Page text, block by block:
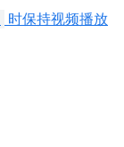
时保持视频播放